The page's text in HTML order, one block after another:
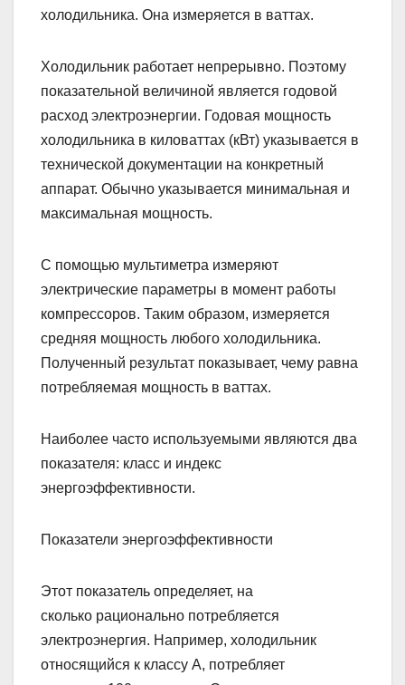
холодильника. Она измеряется в ваттах.
Холодильник работает непрерывно. Поэтому
показательной величиной является годовой
расход электроэнергии. Годовая мощность
холодильника в киловаттах (кВт) указывается в
технической документации на конкретный
аппарат. Обычно указывается минимальная и
максимальная мощность.
С помощью мультиметра измеряют
электрические параметры в момент работы
компрессоров. Таким образом, измеряется
средняя мощность любого холодильника.
Полученный результат показывает, чему равна
потребляемая мощность в ваттах.
Наиболее часто используемыми являются два
показателя: класс и индекс
энергоэффективности.
Показатели энергоэффективности
Этот показатель определяет, на
сколько рационально потребляется
электроэнергия. Например, холодильник
относящийся к классу А, потребляет